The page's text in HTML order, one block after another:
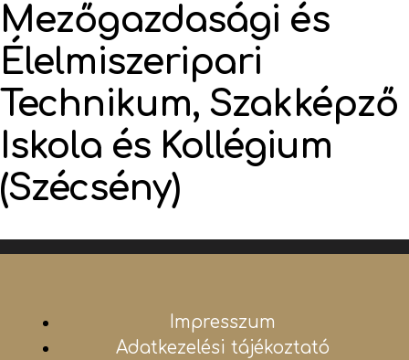
Mezőgazdasági és
Élelmiszeripari
Technikum, Szakképző
Iskola és Kollégium
(Szécsény)
Impresszum
Adatkezelési tájékoztató